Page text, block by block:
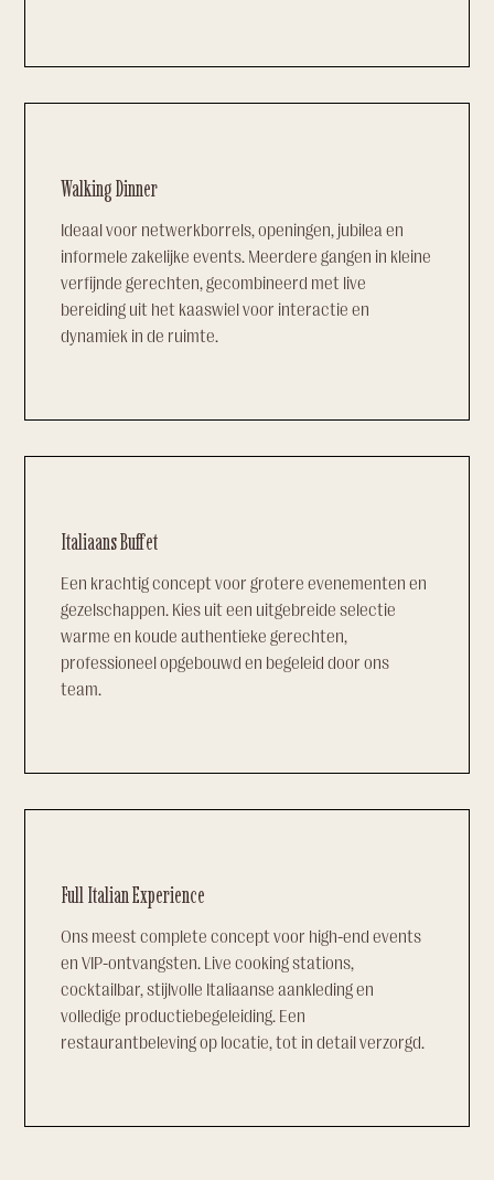
Walking Dinner
Ideaal voor netwerkborrels, openingen, jubilea en
informele zakelijke events. Meerdere gangen in kleine
verfijnde gerechten, gecombineerd met live
bereiding uit het kaaswiel voor interactie en
dynamiek in de ruimte.
Italiaans Buffet
Een krachtig concept voor grotere evenementen en
gezelschappen. Kies uit een uitgebreide selectie
warme en koude authentieke gerechten,
professioneel opgebouwd en begeleid door ons
team.
Full Italian Experience
Ons meest complete concept voor high-end events
en VIP-ontvangsten. Live cooking stations,
cocktailbar, stijlvolle Italiaanse aankleding en
volledige productiebegeleiding. Een
restaurantbeleving op locatie, tot in detail verzorgd.